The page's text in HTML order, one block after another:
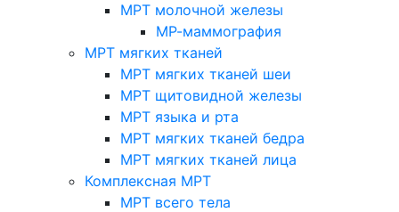
МРТ молочной железы
МР-маммография
МРТ мягких тканей
МРТ мягких тканей шеи
МРТ щитовидной железы
МРТ языка и рта
МРТ мягких тканей бедра
МРТ мягких тканей лица
Комплексная МРТ
МРТ всего тела